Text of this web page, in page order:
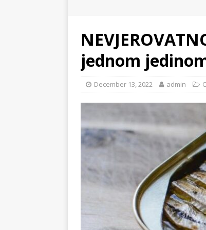
jednom
December 13, 2022 admin